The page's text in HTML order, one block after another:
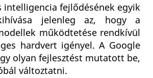
intelligencia fejlődésének egyik
jelenleg az, hogy a
működtetése rendkívül
hardvert igényel. A Google
olyan fejlesztést mutatott be,
változtatni.